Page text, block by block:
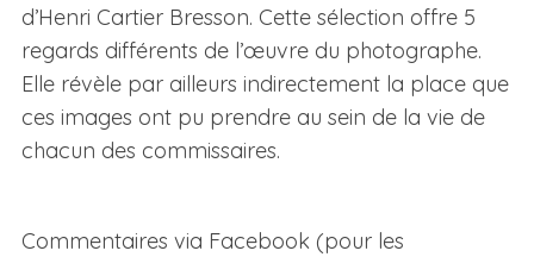
d’Henri Cartier Bresson. Cette sélection offre 5
regards différents de l’œuvre du photographe.
Elle révèle par ailleurs indirectement la place que
ces images ont pu prendre au sein de la vie de
chacun des commissaires.
Commentaires via Facebook (pour les
S
a
r
f